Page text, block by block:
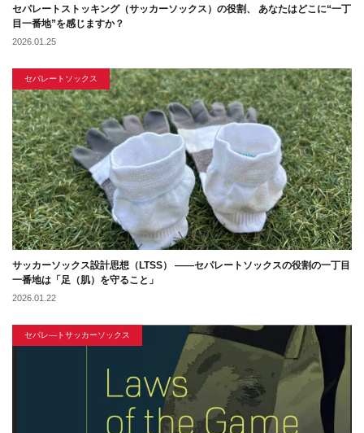
セパレートストッキング（サッカーソックス）の役割、 あなたはどこに“一丁
目一番地”を感じますか？
2026.01.25
セパレートソックス
サッカーソックス設計思想（LTSS） ――セパレートソックスの役割の一丁目
一番地は「足（肌）を守ること」
2026.01.22
セパレ―トサッカーソックス